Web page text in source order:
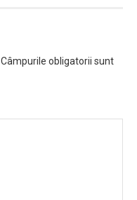
Câmpurile obligatorii sunt